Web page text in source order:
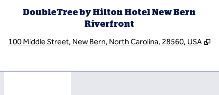
DoubleTree by Hilton Hotel New Bern
Riverfront
100 Middle Street, New Bern, North Carolina, 28560, USA ,